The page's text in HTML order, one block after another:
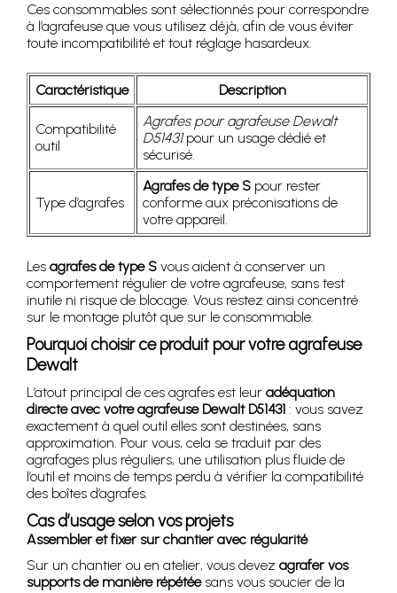
Ces consommables sont sélectionnés pour correspondre
à l’agrafeuse que vous utilisez déjà, afin de vous éviter
toute incompatibilité et tout réglage hasardeux.
Caractéristique Description
Compatibilité
outil
Agrafes pour agrafeuse Dewalt
D51431pour un usage dédié et
sécurisé.
Type d’agrafes
Agrafes de type S pour rester
conforme aux préconisations de
votre appareil.
Les agrafes de type S vous aident à conserver un
comportement régulier de votre agrafeuse, sans test
inutile ni risque de blocage. Vous restez ainsi concentré
sur le montage plutôt que sur le consommable.
Pourquoi choisir ce produit pour votre agrafeuse
Dewalt
L’atout principal de ces agrafes est leur adéquation
directe avec votre agrafeuse Dewalt D51431 : vous savez
exactement à quel outil elles sont destinées, sans
approximation. Pour vous, cela se traduit par des
agrafages plus réguliers, une utilisation plus fluide de
l’outil et moins de temps perdu à vérifier la compatibilité
des boîtes d’agrafes.
Cas d’usage selon vos projets
Assembler et fixer sur chantier avec régularité
Sur un chantier ou en atelier, vous devez agrafer vos
supports de manière répétéesans vous soucier de la